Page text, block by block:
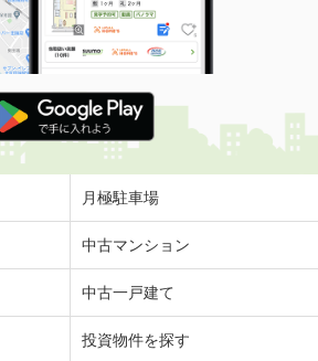
月極駐車場
中古マンション
中古一戸建て
投資物件を探す